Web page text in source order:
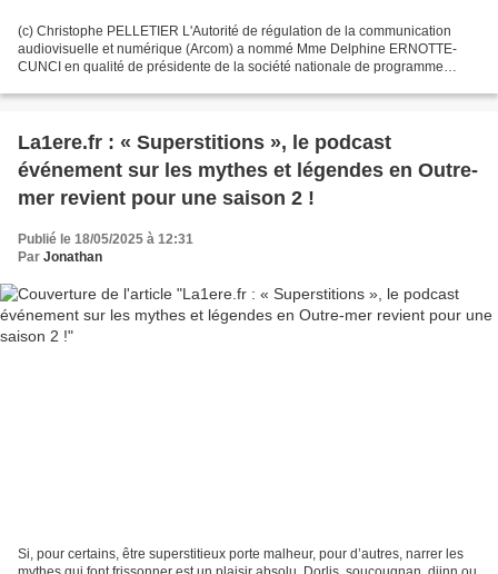
(c) Christophe PELLETIER L'Autorité de régulation de la communication
audiovisuelle et numérique (Arcom) a nommé Mme Delphine ERNOTTE-
CUNCI en qualité de présidente de la société nationale de programme
La1ere.fr : « Superstitions », le podcast
événement sur les mythes et légendes en Outre-
mer revient pour une saison 2 !
Publié le 18/05/2025 à 12:31
Par Jonathan
Si, pour certains, être superstitieux porte malheur, pour d’autres, narrer les